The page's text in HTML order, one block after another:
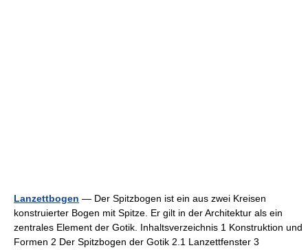
Lanzettbogen — Der Spitzbogen ist ein aus zwei Kreisen
konstruierter Bogen mit Spitze. Er gilt in der Architektur als ein
zentrales Element der Gotik. Inhaltsverzeichnis 1 Konstruktion und
Formen 2 Der Spitzbogen der Gotik 2.1 Lanzettfenster 3